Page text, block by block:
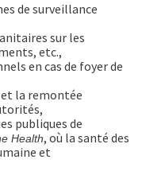
de surveillance
sur les
etc.,
en cas de foyer de
la remontée
publiques de
Health, où la santé des
et